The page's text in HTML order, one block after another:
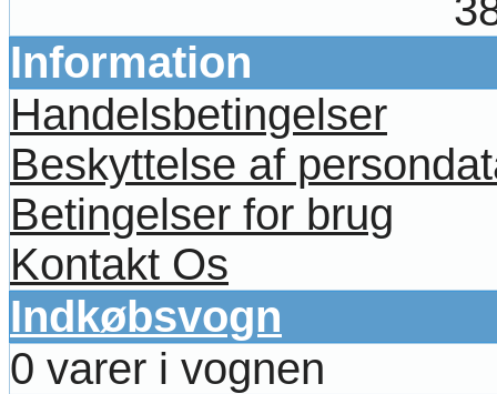
Information
Handelsbetingelser
Beskyttelse af
Betingelser for brug
Kontakt Os
Indkøbsvogn
0 varer i vognen